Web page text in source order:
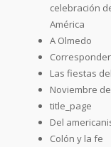
celebración
América
A Olmedo
Las fiestas
Noviembre de
title_page
Del
Colón y la fe